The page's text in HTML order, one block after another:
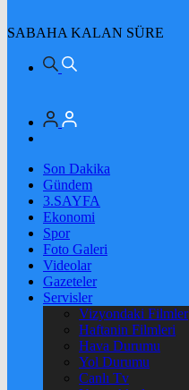
SABAHA KALAN SÜRE
Son Dakika
Gündem
3.SAYFA
Ekonomi
Spor
Foto Galeri
Videolar
Gazeteler
Servisler
Vizyondaki Filmler
Haftanin Filmleri
Hava Durumu
Yol Durumu
Canlı Tv